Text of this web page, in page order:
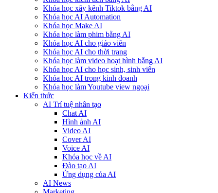
Khóa học xây kênh Tiktok bằng AI
Khóa học AI Automation
Khóa học Make AI
Khóa học làm phim bằng AI
Khóa học AI cho giáo viên
Khóa học AI cho thời trang
Khóa học làm video hoạt hình bằng AI
Khóa học AI cho học sinh, sinh viên
Khóa hoc AI trong kinh doanh
Khóa học làm Youtube view ngoại
Kiến thức
AI Trí tuệ nhân tạo
Chat AI
Hình ảnh AI
Video AI
Cover AI
Voice AI
Khóa học về AI
Đào tạo AI
Ứng dụng của AI
AI News